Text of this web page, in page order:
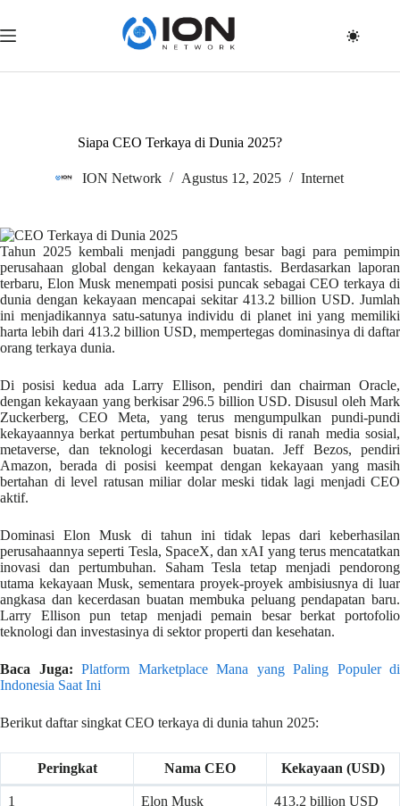
content
Siapa CEO Terkaya di Dunia 2025?
ION Network Agustus 12, 2025 Internet
Tahun 2025 kembali menjadi panggung besar bagi para pemimpin
perusahaan global dengan kekayaan fantastis. Berdasarkan laporan
terbaru, Elon Musk menempati posisi puncak sebagai CEO terkaya di
dunia dengan kekayaan mencapai sekitar 413.2 billion USD. Jumlah
ini menjadikannya satu-satunya individu di planet ini yang memiliki
harta lebih dari 413.2 billion USD, mempertegas dominasinya di daftar
orang terkaya dunia.
Di posisi kedua ada Larry Ellison, pendiri dan chairman Oracle,
dengan kekayaan yang berkisar 296.5 billion USD. Disusul oleh Mark
Zuckerberg, CEO Meta, yang terus mengumpulkan pundi-pundi
kekayaannya berkat pertumbuhan pesat bisnis di ranah media sosial,
metaverse, dan teknologi kecerdasan buatan. Jeff Bezos, pendiri
Amazon, berada di posisi keempat dengan kekayaan yang masih
bertahan di level ratusan miliar dolar meski tidak lagi menjadi CEO
aktif.
Dominasi Elon Musk di tahun ini tidak lepas dari keberhasilan
perusahaannya seperti Tesla, SpaceX, dan xAI yang terus mencatatkan
inovasi dan pertumbuhan. Saham Tesla tetap menjadi pendorong
utama kekayaan Musk, sementara proyek-proyek ambisiusnya di luar
angkasa dan kecerdasan buatan membuka peluang pendapatan baru.
Larry Ellison pun tetap menjadi pemain besar berkat portofolio
teknologi dan investasinya di sektor properti dan kesehatan.
Baca Juga: Platform Marketplace Mana yang Paling Populer di
Indonesia Saat Ini
Berikut daftar singkat CEO terkaya di dunia tahun 2025:
Peringkat Nama CEO Kekayaan (USD)
1 Elon Musk 413.2 billion USD